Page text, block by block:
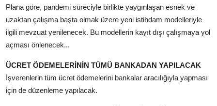
Plana göre, pandemi süreciyle birlikte yaygınlaşan esnek ve
uzaktan çalışma başta olmak üzere yeni istihdam modelleriyle
ilgili mevzuat yenilenecek. Bu modellerin kayıt dışı çalışmaya yol
açması önlenecek...
ÜCRET ÖDEMELERİNİN TÜMÜ BANKADAN YAPILACAK
İşverenlerin tüm ücret ödemelerini bankalar aracılığıyla yapması
için de düzenleme yapılacak.